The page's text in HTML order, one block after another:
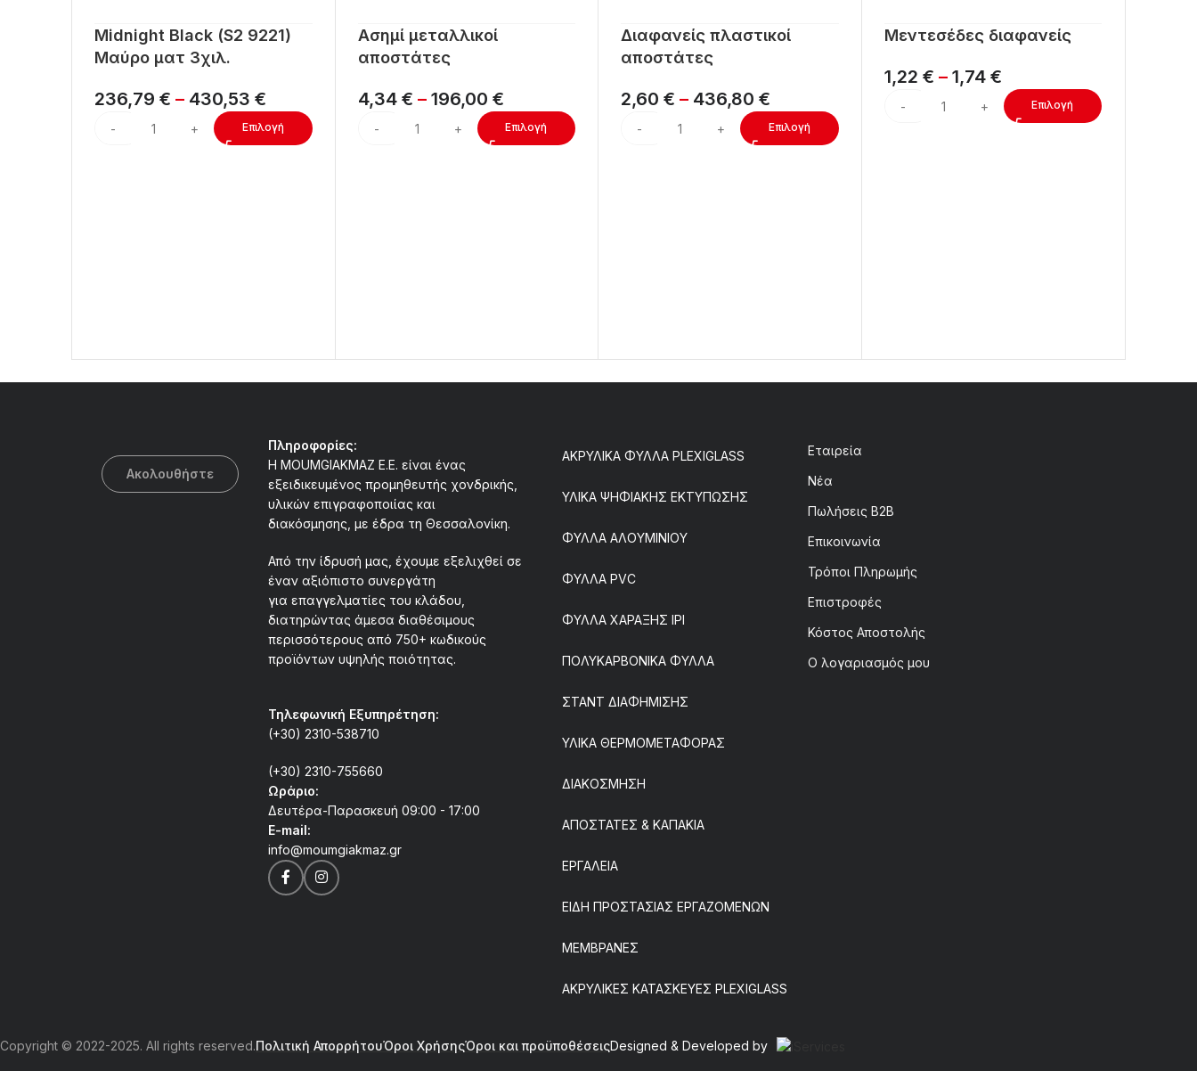
Midnight Black (S2 9221)
Μαύρο ματ 3χιλ.
236,79 € – 430,53 €
Επιλογή
Ασημί μεταλλικοί
αποστάτες
4,34 € – 196,00 €
Επιλογή
Διαφανείς πλαστικοί
αποστάτες
2,60 € – 436,80 €
Επιλογή
Μεντεσέδες διαφανείς
1,22 € – 1,74 €
Επιλογή
Ακολουθήστε
Πληροφορίες:
Η MOUMGIAKMAZ E.E. είναι ένας
εξειδικευμένος προμηθευτής χονδρικής,
υλικών επιγραφοποιίας και
διακόσμησης, με έδρα τη Θεσσαλονίκη.
Από την ίδρυσή μας, έχουμε εξελιχθεί σε
έναν αξιόπιστο συνεργάτη
για επαγγελματίες του κλάδου,
διατηρώντας άμεσα διαθέσιμους
περισσότερους από 750+ κωδικούς
προϊόντων υψηλής ποιότητας.
Τηλεφωνική Εξυπηρέτηση:
(+30) 2310-538710
(+30) 2310-755660
Ωράριο:
Δευτέρα-Παρασκευή 09:00 - 17:00
E-mail:
info@moumgiakmaz.gr
ΑΚΡΥΛΙΚΑ ΦΥΛΛΑ PLEXIGLASS
ΥΛΙΚΑ ΨΗΦΙΑΚΗΣ ΕΚΤΥΠΩΣΗΣ
ΦΥΛΛΑ ΑΛΟΥΜΙΝΙΟΥ
ΦΥΛΛΑ PVC
ΦΥΛΛΑ ΧΑΡΑΞΗΣ IPI
ΠΟΛΥΚΑΡΒΟΝΙΚΑ ΦΥΛΛΑ
ΣΤΑΝΤ ΔΙΑΦΗΜΙΣΗΣ
ΥΛΙΚΑ ΘΕΡΜΟΜΕΤΑΦΟΡΑΣ
ΔΙΑΚΟΣΜΗΣΗ
ΑΠΟΣΤΑΤΕΣ & ΚΑΠΑΚΙΑ
ΕΡΓΑΛΕΙΑ
ΕΙΔΗ ΠΡΟΣΤΑΣΙΑΣ ΕΡΓΑΖΟΜΕΝΩΝ
ΜΕΜΒΡΑΝΕΣ
ΑΚΡΥΛΙΚΕΣ ΚΑΤΑΣΚΕΥΕΣ PLEXIGLASS
Εταιρεία
Νέα
Πωλήσεις B2B
Επικοινωνία
Τρόποι Πληρωμής
Επιστροφές
Κόστος Αποστολής
Ο λογαριασμός μου
Copyright © 2022-2025. All rights reserved.Πολιτική ΑπορρήτουΌροι ΧρήσηςΌροι και προϋποθέσειςDesigned & Developed by